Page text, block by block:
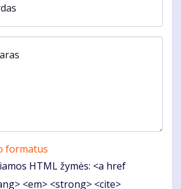
formatus
HTML žymės: <a href
<em> <strong> <cite>